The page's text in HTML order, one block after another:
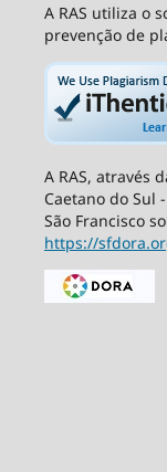
A RAS utiliza o
prevenção de
A RAS, através
Caetano do Sul
São Francisco
https://